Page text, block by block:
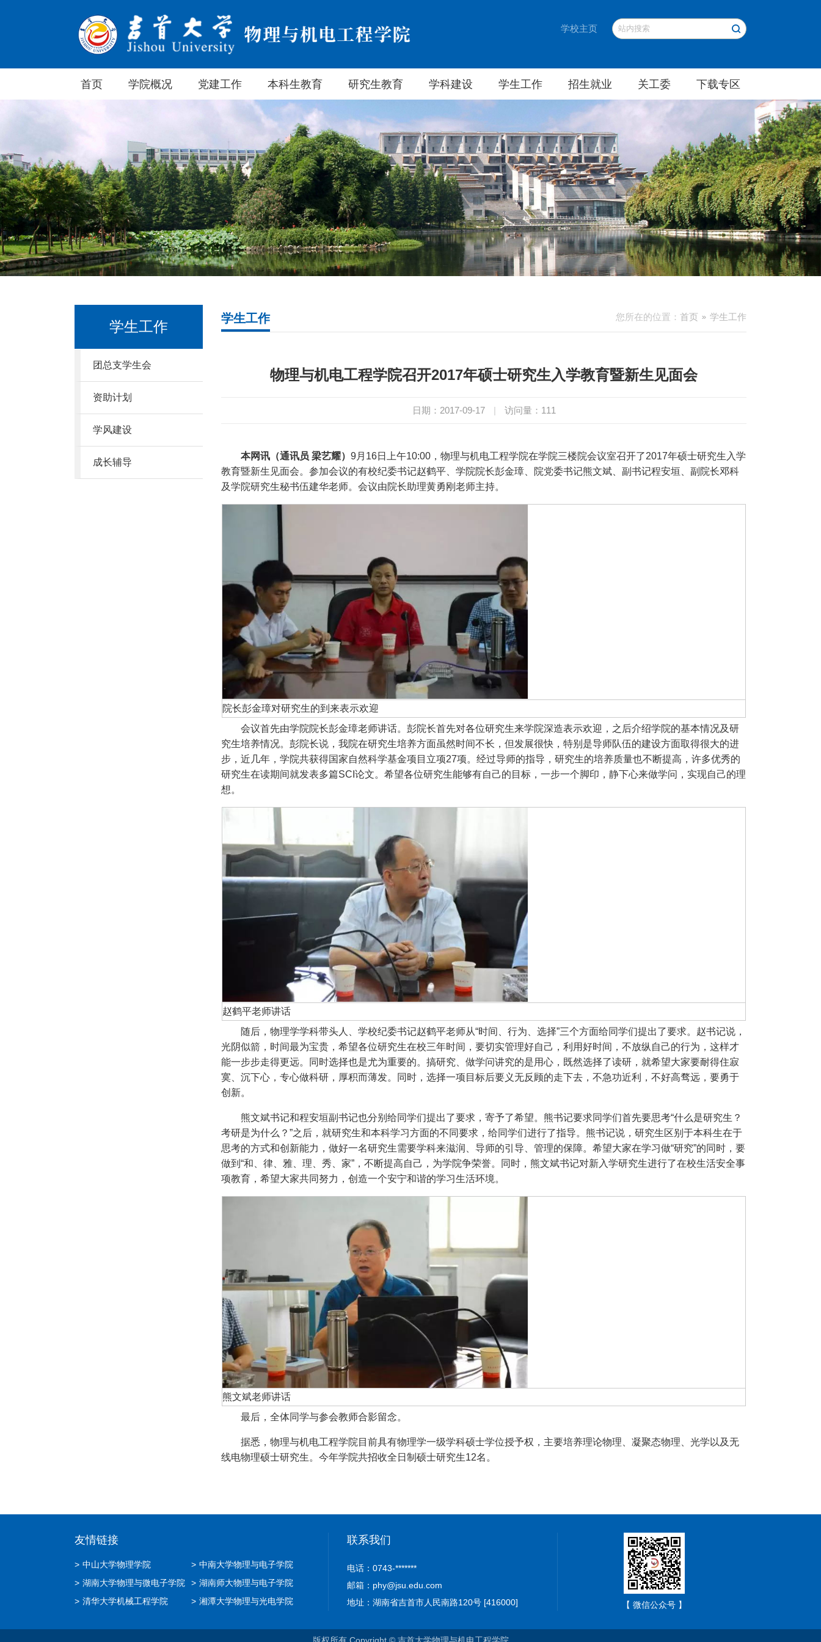
学校主页
首页 学院概况 党建工作 本科生教育 研究生教育 学科建设 学生工作 招生就业 关工委 下载专区
学生工作
团总支学生会
资助计划
学风建设
成长辅导
您所在的位置： 首页 学生工作
学生工作
物理与机电工程学院召开2017年硕士研究生入学教育暨新生见面会
日期：2017-09-17 | 访问量： 111
本网讯（通讯员 梁艺耀） 9月16日上午10:00，物理与机电工程学院在学院三楼院会议室召开了2017年硕士研究生入学
教育暨新生见面会。参加会议的有校纪委书记赵鹤平、学院院长彭金璋、院党委书记熊文斌、副书记程安垣、副院长邓科
及学院研究生秘书伍建华老师。会议由院长助理黄勇刚老师主持。
院长彭金璋对研究生的到来表示欢迎
会议首先由学院院长彭金璋老师讲话。彭院长首先对各位研究生来学院深造表示欢迎，之后介绍学院的基本情况及研
究生培养情况。彭院长说，我院在研究生培养方面虽然时间不长，但发展很快，特别是导师队伍的建设方面取得很大的进
步，近几年，学院共获得国家自然科学基金项目立项27项。经过导师的指导，研究生的培养质量也不断提高，许多优秀的
研究生在读期间就发表多篇SCI论文。希望各位研究生能够有自己的目标，一步一个脚印，静下心来做学问，实现自己的理
想。
赵鹤平老师讲话
随后，物理学学科带头人、学校纪委书记赵鹤平老师从“时间、行为、选择”三个方面给同学们提出了要求。赵书记说，
光阴似箭，时间最为宝贵，希望各位研究生在校三年时间，要切实管理好自己，利用好时间，不放纵自己的行为，这样才
能一步步走得更远。同时选择也是尤为重要的。搞研究、做学问讲究的是用心，既然选择了读研，就希望大家要耐得住寂
寞、沉下心，专心做科研，厚积而薄发。同时，选择一项目标后要义无反顾的走下去，不急功近利，不好高骛远，要勇于
创新。
熊文斌书记和程安垣副书记也分别给同学们提出了要求，寄予了希望。熊书记要求同学们首先要思考“什么是研究生？
考研是为什么？”之后，就研究生和本科学习方面的不同要求，给同学们进行了指导。熊书记说，研究生区别于本科生在于
思考的方式和创新能力，做好一名研究生需要学科来滋润、导师的引导、管理的保障。希望大家在学习做“研究”的同时，要
做到“和、律、雅、理、秀、家”，不断提高自己，为学院争荣誉。同时，熊文斌书记对新入学研究生进行了在校生活安全事
项教育，希望大家共同努力，创造一个安宁和谐的学习生活环境。
熊文斌老师讲话
最后，全体同学与参会教师合影留念。
据悉，物理与机电工程学院目前具有物理学一级学科硕士学位授予权，主要培养理论物理、凝聚态物理、光学以及无
线电物理硕士研究生。今年学院共招收全日制 硕士研究生12名。
友情链接
> 中山大学物理学院 > 中南大学物理与电子学院
> 湖南大学物理与微电子学院 > 湖南师大物理与电子学院
> 清华大学机械工程学院 > 湘潭大学物理与光电学院
联系我们
电话：0743-*******
邮箱：phy@jsu.edu.com
地址：湖南省吉首市人民南路120号 [416000]
【 微信公众号 】
版权所有 Copyright © 吉首大学物理与机电工程学院